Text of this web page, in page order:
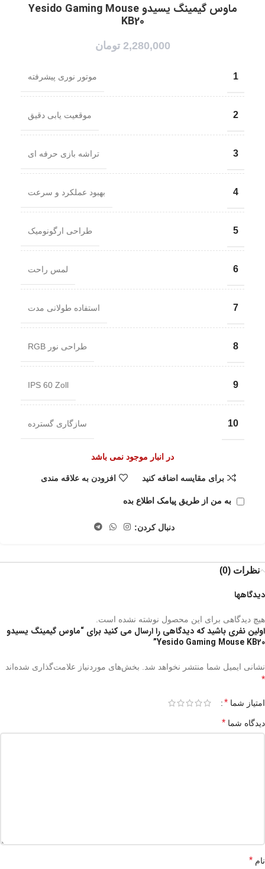
ماوس گیمینگ یسیدو Yesido Gaming Mouse
KB20
2,280,000 تومان
1 موتور نوری پیشرفته
2 موقعیت یابی دقیق
3 تراشه بازی حرفه ای
4 بهبود عملکرد و سرعت
5 طراحی ارگونومیک
6 لمس راحت
7 استفاده طولانی مدت
8 طراحی نور RGB
9
IPS 60 Zoll
10 سازگاری گسترده
در انبار موجود نمی باشد
برای مقایسه اضافه کنید افزودن به علاقه مندی
به من از طریق پیامک اطلاع بده
دنبال کردن:
نظرات (0)
دیدگاهها
هیچ دیدگاهی برای این محصول نوشته نشده است.
اولین نفری باشید که دیدگاهی را ارسال می کنید برای “ماوس گیمینگ یسیدو
Yesido Gaming Mouse KB20”
نشانی ایمیل شما منتشر نخواهد شد. بخش‌های موردنیاز علامت‌گذاری شده‌اند
*
امتیاز شما *
دیدگاه شما *
نام *